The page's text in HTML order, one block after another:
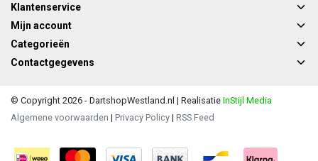
Klantenservice
Mijn account
Categorieën
Contactgegevens
© Copyright 2026 - DartshopWestland.nl | Realisatie InStijl Media
Algemene voorwaarden | Privacy Policy | RSS Feed